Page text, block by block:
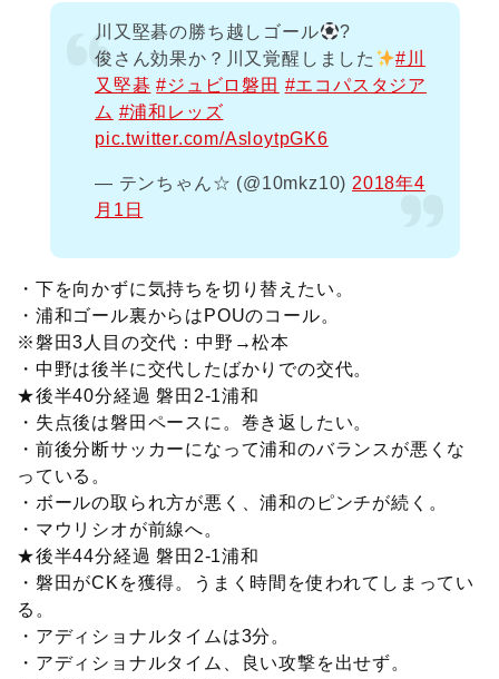
川又堅碁の勝ち越しゴール
?
俊さん効果か？川又覚醒しました
#川
又堅碁 #ジュビロ磐田 #エコパスタジア
ム #浦和レッズ
pic.twitter.com/AsloytpGK6
— テンちゃん☆ (@10mkz10) 2018年4
月1日
・下を向かずに気持ちを切り替えたい。
・浦和ゴール裏からはPOUのコール。
※磐田3人目の交代：中野→松本
・中野は後半に交代したばかりでの交代。
★後半40分経過 磐田2-1浦和
・失点後は磐田ペースに。巻き返したい。
・前後分断サッカーになって浦和のバランスが悪くな
っている。
・ボールの取られ方が悪く、浦和のピンチが続く。
・マウリシオが前線へ。
★後半44分経過 磐田2-1浦和
・磐田がCKを獲得。うまく時間を使われてしまってい
る。
・アディショナルタイムは3分。
・アディショナルタイム、良い攻撃を出せず。